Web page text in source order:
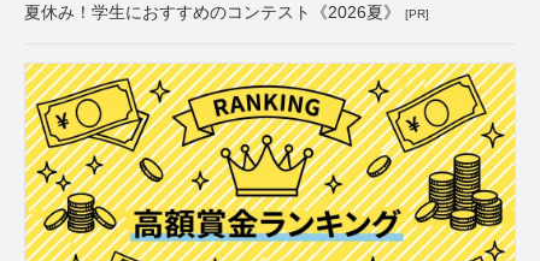
夏休み！学生におすすめのコンテスト《2026夏》 [PR]